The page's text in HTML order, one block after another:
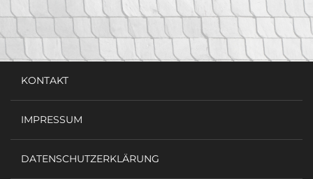
KONTAKT
IMPRESSUM
DATENSCHUTZERKLÄRUNG